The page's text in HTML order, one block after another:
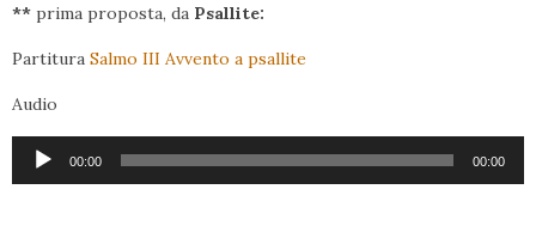
** prima proposta, da Psallite:
Partitura Salmo III Avvento a psallite
Audio
Audio
Player
00:00 00:00